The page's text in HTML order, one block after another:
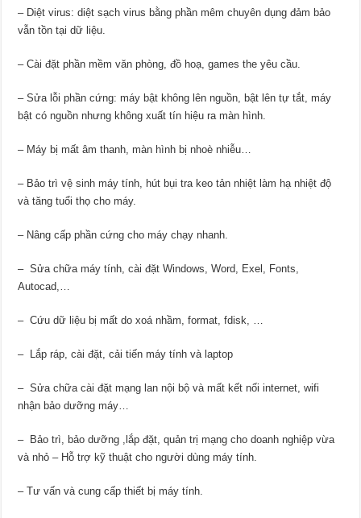
– Diệt virus: diệt sạch virus bằng phần mêm chuyên dụng đảm bảo
vẫn tồn tại dữ liệu.
– Cài đặt phần mềm văn phòng, đồ hoạ, games the yêu cầu.
– Sửa lỗi phần cứng: máy bật không lên nguồn, bật lên tự tắt, máy
bật có nguồn nhưng không xuất tín hiệu ra màn hình.
– Máy bị mất âm thanh, màn hình bị nhoè nhiễu…
– Bảo trì vệ sinh máy tính, hút bụi tra keo tản nhiệt làm hạ nhiệt độ
và tăng tuổi thọ cho máy.
– Nâng cấp phần cứng cho máy chạy nhanh.
– Sửa chữa máy tính, cài đặt Windows, Word, Exel, Fonts,
Autocad,…
– Cứu dữ liệu bị mất do xoá nhầm, format, fdisk, …
– Lắp ráp, cài đặt, cải tiến máy tính và laptop
– Sửa chữa cài đặt mạng lan nội bộ và mất kết nối internet, wifi
nhận bảo dưỡng máy…
– Bảo trì, bảo dưỡng ,lắp đặt, quản trị mạng cho doanh nghiệp vừa
và nhỏ – Hỗ trợ kỹ thuật cho người dùng máy tính.
– Tư vấn và cung cấp thiết bị máy tính.